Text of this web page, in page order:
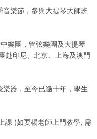
樂節，參與大提琴大師班
樂團，管弦樂團及大提琴
赴印尼、北京、上海及澳門
器，至今已逾十年，學生
課 (如要楊老師上門教學, 需